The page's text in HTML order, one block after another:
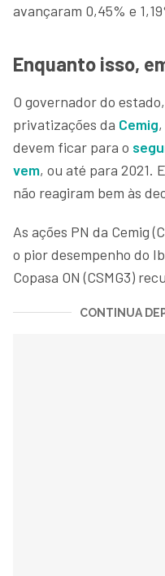
avançaram 0,45% e
Enquanto isso,
O governador do
privatizações da Cemig
devem ficar para o
vem, ou até para 2021.
não reagiram bem às
As ações PN da Cemig
o pior desempenho do
Copasa ON (CSMG3)
CONTINUA